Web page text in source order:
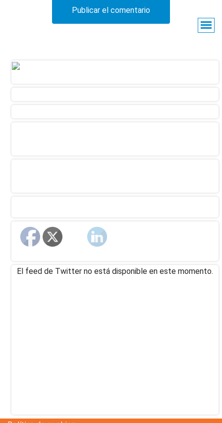
El feed de Twitter no está disponible en este momento.